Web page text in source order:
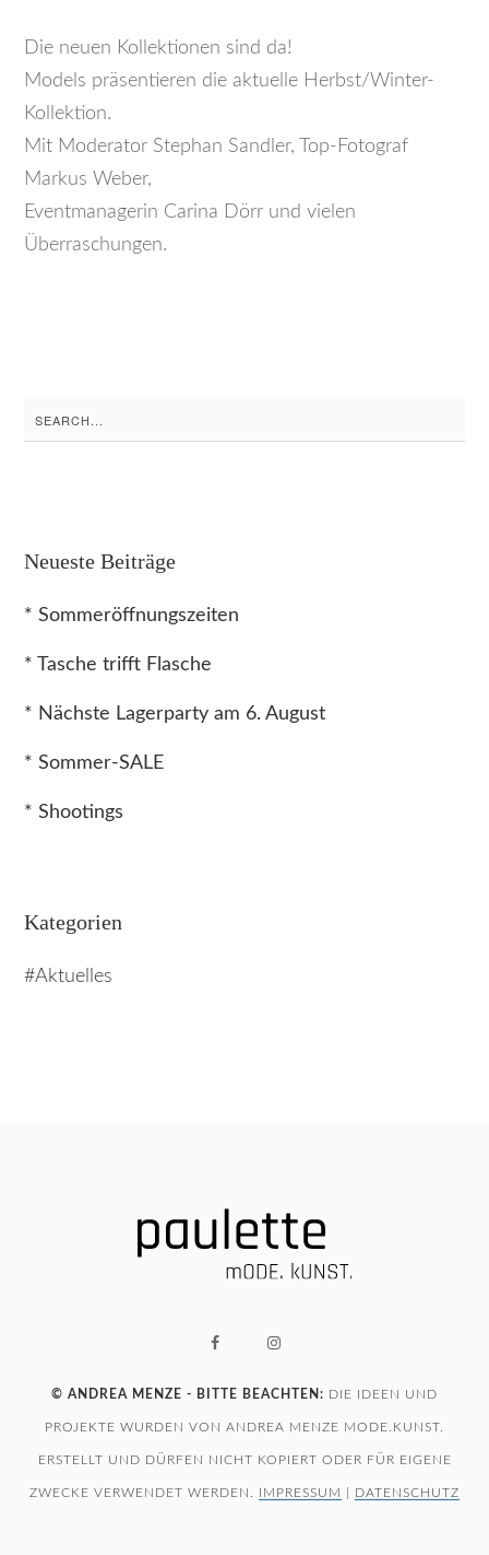
Die neuen Kollektionen sind da!
Models präsentieren die aktuelle Herbst/Winter-
Kollektion.
Mit Moderator Stephan Sandler, Top-Fotograf
Markus Weber,
Eventmanagerin Carina Dörr und vielen
Überraschungen.
Search
for:
Neueste Beiträge
* Sommeröffnungszeiten
* Tasche trifft Flasche
* Nächste Lagerparty am 6. August
* Sommer-SALE
* Shootings
Kategorien
Aktuelles
© ANDREA MENZE - BITTE BEACHTEN: DIE IDEEN UND
PROJEKTE WURDEN VON ANDREA MENZE MODE.KUNST.
ERSTELLT UND DÜRFEN NICHT KOPIERT ODER FÜR EIGENE
ZWECKE VERWENDET WERDEN. IMPRESSUM DATENSCHUTZ